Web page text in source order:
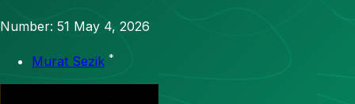
Number: 51 May 4, 2026
Murat Sezik *